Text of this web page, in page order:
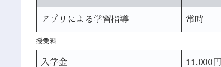
アプリによる学習指導 常時
授業料
入学金 11,000円